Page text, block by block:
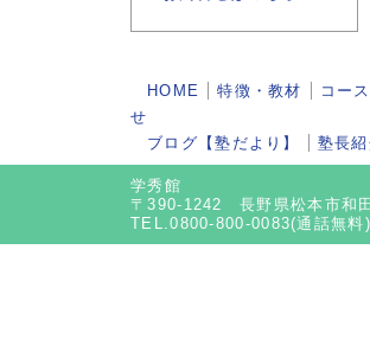
HOME 特徴・教材 コー
せ
ブログ【塾だより】
塾長
学秀館
〒390-1242 長野県松本市和
TEL.0800-800-0083(通話無料)